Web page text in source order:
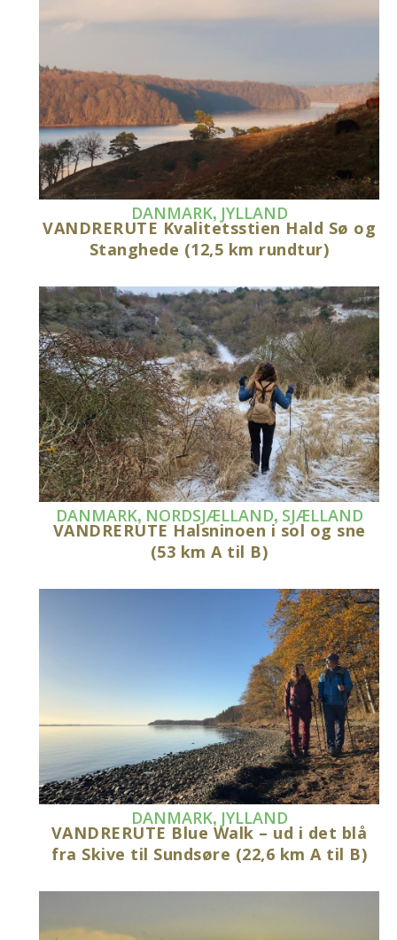
DANMARK, JYLLAND
VANDRERUTE Kvalitetsstien Hald Sø og
Stanghede (12,5 km rundtur)
DANMARK, NORDSJÆLLAND, SJÆLLAND
VANDRERUTE Halsninoen i sol og sne
(53 km A til B)
DANMARK, JYLLAND
VANDRERUTE Blue Walk – ud i det blå
fra Skive til Sundsøre (22,6 km A til B)